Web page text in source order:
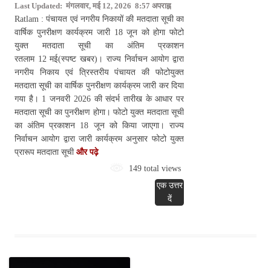
Last Updated: मंगलवार, मई 12, 2026 8:57 अपराह्न
Ratlam : पंचायत एवं नगरीय निकायों की मतदाता सूची का
वार्षिक पुनरीक्षण कार्यक्रम जारी 18 जून को होगा फोटो
युक्त मतदाता सूची का अंतिम प्रकाशन
रतलाम 12 मई(स्पष्ट खबर)। राज्य निर्वाचन आयोग द्वारा
नगरीय निकाय एवं त्रिस्तरीय पंचायत की फोटोयुक्त
मतदाता सूची का वार्षिक पुनरीक्षण कार्यक्रम जारी कर दिया
गया है। 1 जनवरी 2026 की संदर्भ तारीख के आधार पर
मतदाता सूची का पुनरीक्षण होगा। फोटो युक्त मतदाता सूची
का अंतिम प्रकाशन 18 जून को किया जाएगा। राज्य
निर्वाचन आयोग द्वारा जारी कार्यक्रम अनुसार फोटो युक्त
प्रारूप मतदाता सूची और पढ़े
149 total views
एक उत्तर
दें